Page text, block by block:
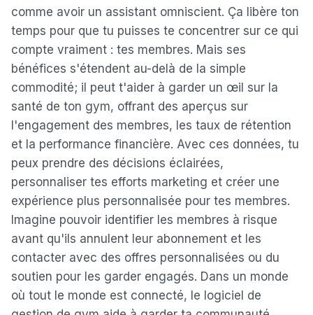
comme avoir un assistant omniscient. Ça libère ton
temps pour que tu puisses te concentrer sur ce qui
compte vraiment : tes membres. Mais ses
bénéfices s'étendent au-delà de la simple
commodité; il peut t'aider à garder un œil sur la
santé de ton gym, offrant des aperçus sur
l'engagement des membres, les taux de rétention
et la performance financière. Avec ces données, tu
peux prendre des décisions éclairées,
personnaliser tes efforts marketing et créer une
expérience plus personnalisée pour tes membres.
Imagine pouvoir identifier les membres à risque
avant qu'ils annulent leur abonnement et les
contacter avec des offres personnalisées ou du
soutien pour les garder engagés. Dans un monde
où tout le monde est connecté, le logiciel de